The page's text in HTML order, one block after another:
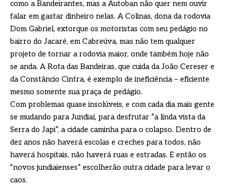
como a Bandeirantes, mas a Autoban não quer nem ouvir
falar em gastar dinheiro nelas. A Colinas, dona da rodovia
Dom Gabriel, extorque os motoristas com seu pedágio no
bairro do Jacaré, em Cabreúva, mas não tem qualquer
projeto de tornar a rodovia maior, onde também hoje não
se anda. A Rota das Bandeiras, que cuida da João Cereser e
da Constâncio Cintra, é exemplo de ineficiência – eficiente
mesmo somente sua praça de pedágio.
Com problemas quase insolúveis, e com cada dia mais gente
se mudando para Jundiaí, para desfrutar “a linda vista da
Serra do Japi”, a cidade caminha para o colapso. Dentro de
dez anos não haverá escolas e creches para todos, não
haverá hospitais, não haverá ruas e estradas. E então os
“novos jundiaienses” escolherão outra cidade para levar o
caos.